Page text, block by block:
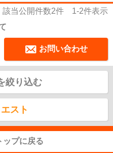
該当公開件数2件 1-2件表示
お問い合わせ
絞り込む
スト
ップに戻る